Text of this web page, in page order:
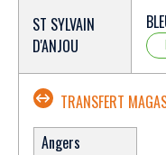
ST SYLVAIN
D'ANJOU
TRANSFERT
Angers